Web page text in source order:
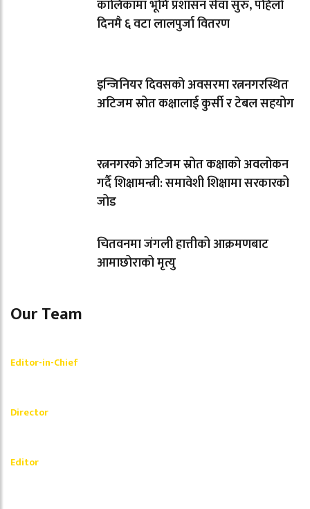
कालिकामा भूमि प्रशासन सेवा सुरु, पहिलो
दिनमै ६ वटा लालपुर्जा वितरण
इन्जिनियर दिवसको अवसरमा रत्ननगरस्थित
अटिजम स्रोत कक्षालाई कुर्सी र टेबल सहयोग
रत्ननगरको अटिजम स्रोत कक्षाको अवलोकन
गर्दै शिक्षामन्त्री: समावेशी शिक्षामा सरकारको
जोड
चितवनमा जंगली हात्तीको आक्रमणबाट
आमाछोराको मृत्यु
Our Team
Editor-in-Chief
Director
Editor